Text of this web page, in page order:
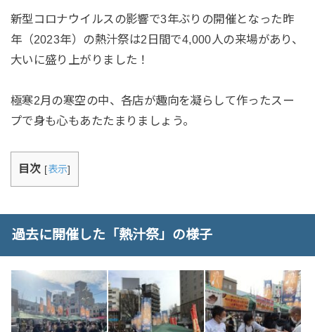
新型コロナウイルスの影響で3年ぶりの開催となった昨
年（2023年）の熱汁祭は2日間で4,000人の来場があり、
大いに盛り上がりました！
極寒2月の寒空の中、各店が趣向を凝らして作ったスー
プで身も心もあたたまりましょう。
目次 [表示]
過去に開催した「熱汁祭」の様子